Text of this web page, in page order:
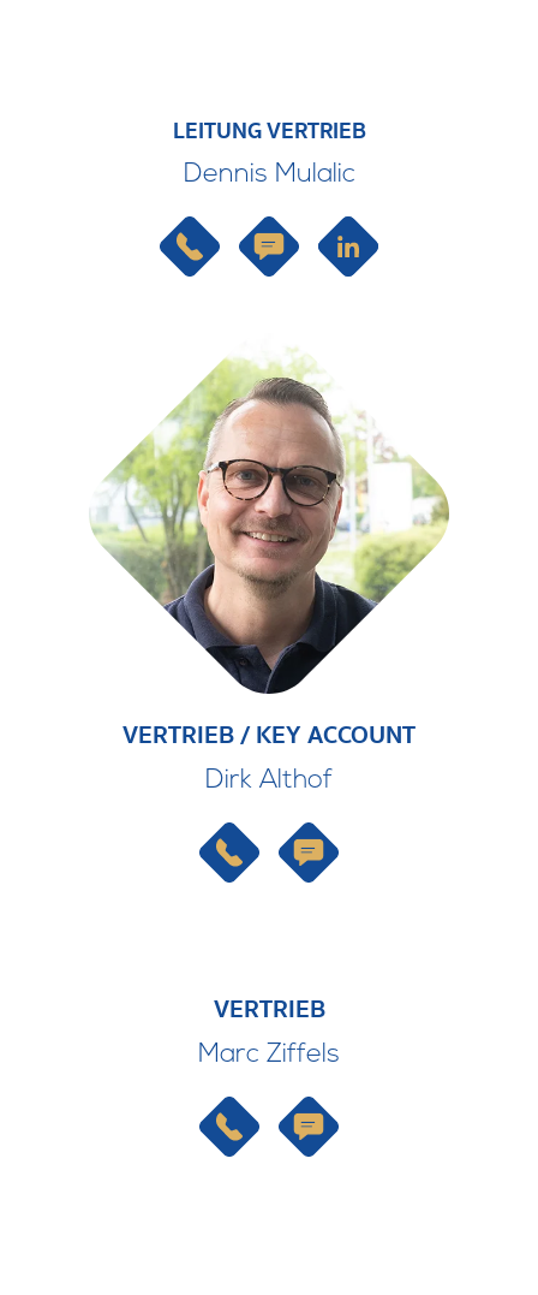
LEITUNG VERTRIEB
Dennis Mulalic
VERTRIEB / KEY ACCOUNT
Dirk Althof
VERTRIEB
Marc Ziffels